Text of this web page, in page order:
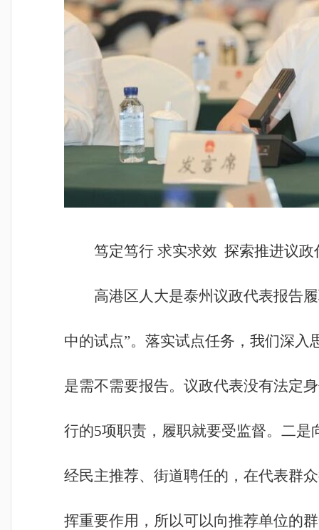
笃定笃行 求实求效 探索推进议政
高港区人大是泰州议政代表报告
中的试点”。落实试点任务，我们深入
是需不需要报告。议政代表没有法定
行的5项职责，履职就要受监督。二
经民主推荐、街道聘任的，在代表群
挥重要作用，所以可以向推荐单位的